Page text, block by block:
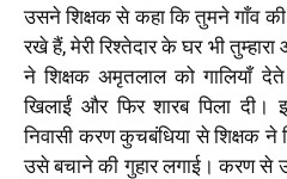
उसने शिक्षक से कहा कि तुमने गाँव
रखे हैं, मेरी रिश्तेदार के घर भी
ने शिक्षक अमृतलाल को गालियाँ
खिलाईं और फिर शारब पिला दी।
निवासी करण कुचबंधिया से शिक्षक ने
उसे बचाने की गुहार लगाई। करण से